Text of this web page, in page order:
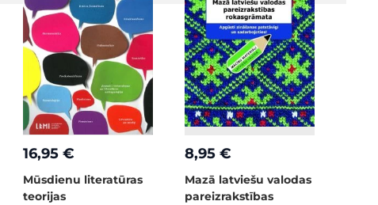
16,95 €
Mūsdienu literatūras
teorijas
8,95 €
Mazā latviešu valodas
pareizrakstības